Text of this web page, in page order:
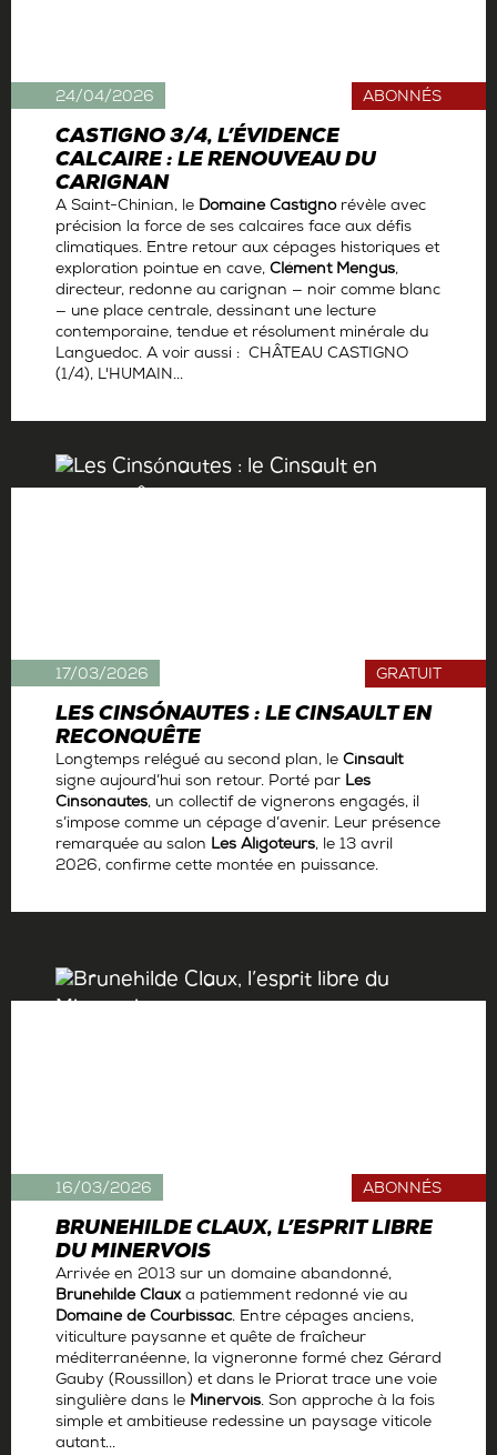
CASTIGNO 3/4, L’ÉVIDENCE
CALCAIRE : LE RENOUVEAU DU
CARIGNAN
ABONNÉS
A Saint-Chinian, le Domaine Castignorévèle avec
précision la force de ses calcaires face aux défis
climatiques. Entre retour aux cépages historiques et
exploration pointue en cave, Clément Mengus,
directeur, redonne au carignan — noir comme blanc
— une place centrale, dessinant une lecture
contemporaine, tendue et résolument minérale du
Languedoc. A voir aussi : CHÂTEAU CASTIGNO
(1/4), L'HUMAIN...
24/04/2026
LES CINSÓNAUTES : LE CINSAULT EN
RECONQUÊTE
GRATUIT
Longtemps relégué au second plan, le Cinsault
signe aujourd’hui son retour. Porté par Les
Cinsónautes, un collectif de vignerons engagés, il
s’impose comme un cépage d’avenir. Leur présence
remarquée au salon Les Aligoteurs, le 13 avril
2026, confirme cette montée en puissance.
17/03/2026
BRUNEHILDE CLAUX, L’ESPRIT LIBRE
DU MINERVOIS
ABONNÉS
Arrivée en 2013 sur un domaine abandonné,
Brunehilde Clauxa patiemment redonné vie au
Domaine de Courbissac. Entre cépages anciens,
viticulture paysanne et quête de fraîcheur
méditerranéenne, la vigneronne formé chez Gérard
Gauby (Roussillon) et dans le Priorat trace une voie
singulière dans le Minervois. Son approche à la fois
simple et ambitieuse redessine un paysage viticole
autant...
16/03/2026